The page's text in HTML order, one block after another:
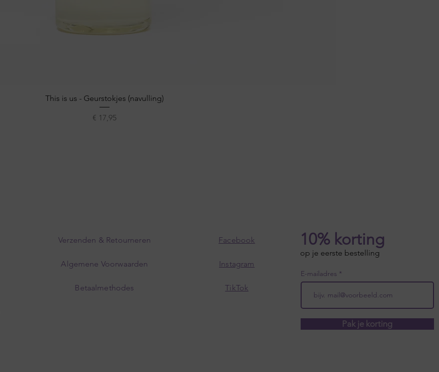
Snel overzicht
This is us - Geurstokjes (navulling)
Prijs
€ 17,95
Verzenden & Retourneren
Algemene Voorwaarden
Betaalmethodes
Facebook
Instagram
TikTok
10% korting
op je eerste bestelling
E-mailadres
Pak je korting